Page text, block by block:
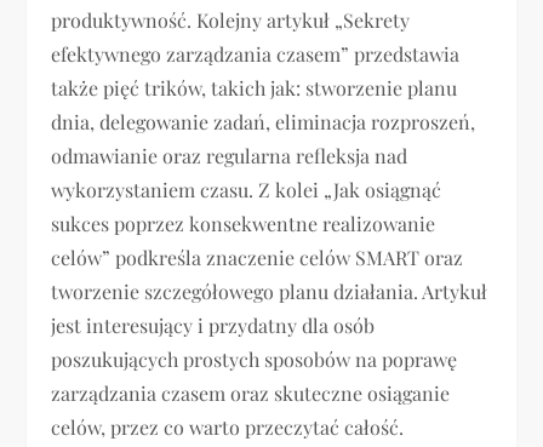
produktywność. Kolejny artykuł „Sekrety
efektywnego zarządzania czasem” przedstawia
także pięć trików, takich jak: stworzenie planu
dnia, delegowanie zadań, eliminacja rozproszeń,
odmawianie oraz regularna refleksja nad
wykorzystaniem czasu. Z kolei „Jak osiągnąć
sukces poprzez konsekwentne realizowanie
celów” podkreśla znaczenie celów SMART oraz
tworzenie szczegółowego planu działania. Artykuł
jest interesujący i przydatny dla osób
poszukujących prostych sposobów na poprawę
zarządzania czasem oraz skuteczne osiąganie
celów, przez co warto przeczytać całość.